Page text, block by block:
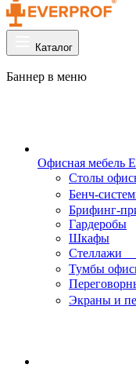
Каталог
Баннер в меню
Офисная мебель
Cтолы
Бенч-
Брифинг-
Гардеробы
Шкафы
Стеллажи
Тумбы
Экраны и